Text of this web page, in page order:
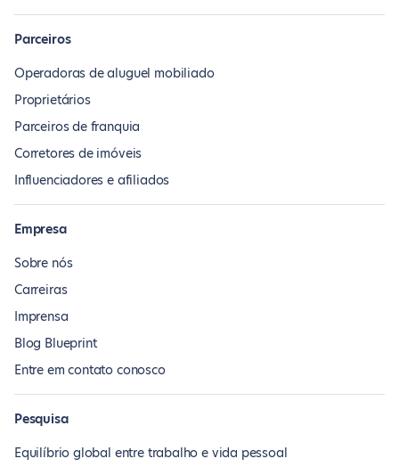
Parceiros
Operadoras de aluguel mobiliado
Proprietários
Parceiros de franquia
Corretores de imóveis
Influenciadores e afiliados
Empresa
Sobre nós
Carreiras
Imprensa
Blog Blueprint
Entre em contato conosco
Pesquisa
Equilíbrio global entre trabalho e vida pessoal